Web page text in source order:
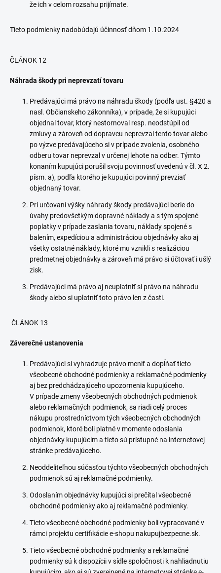
že ich v celom rozsahu prijímate.
Tieto podmienky nadobúdajú účinnosť dňom 1.10.2024
ČLÁNOK 12
Náhrada škody pri neprevzatí tovaru
Predávajúci má právo na náhradu škody (podľa ust. §420 a
nasl. Občianskeho zákonníka), v prípade, že si kupujúci
objednal tovar, ktorý nestornoval resp. neodstúpil od
zmluvy a zároveň od dopravcu neprevzal tento tovar alebo
po výzve predávajúceho si v prípade zvolenia, osobného
odberu tovar neprevzal v určenej lehote na odber. Týmto
konaním kupujúci porušil svoju povinnosť uvedenú v čl. X 2.
písm. a), podľa ktorého je kupujúci povinný prevziať
objednaný tovar.
Pri určovaní výšky náhrady škody predávajúci berie do
úvahy predovšetkým dopravné náklady a s tým spojené
poplatky v prípade zaslania tovaru, náklady spojené s
balením, expedíciou a administráciou objednávky ako aj
všetky ostatné náklady, ktoré mu vznikli s realizáciou
predmetnej objednávky a zároveň má právo si účtovať i ušlý
zisk.
Predávajúci má právo aj neuplatniť si právo na náhradu
škody alebo si uplatniť toto právo len z časti.
ČLÁNOK 13
Záverečné ustanovenia
Predávajúci si vyhradzuje právo meniť a dopĺňať tieto
všeobecné obchodné podmienky a reklamačné podmienky
aj bez predchádzajúceho upozornenia kupujúceho.
V prípade zmeny všeobecných obchodných podmienok
alebo reklamačných podmienok, sa riadi celý proces
nákupu prostredníctvom tých všeobecných obchodných
podmienok, ktoré boli platné v momente odoslania
objednávky kupujúcim a tieto sú prístupné na internetovej
stránke predávajúceho.
Neoddeliteľnou súčasťou týchto všeobecných obchodných
podmienok sú aj reklamačné podmienky.
Odoslaním objednávky kupujúci si prečítal všeobecné
obchodné podmienky ako aj reklamačné podmienky.
Tieto všeobecné obchodné podmienky boli vypracované v
rámci projektu certifikácie e-shopu nakupujbezpecne.sk.
Tieto všeobecné obchodné podmienky a reklamačné
podmienky sú k dispozícii v sídle spoločnosti k nahliadnutiu